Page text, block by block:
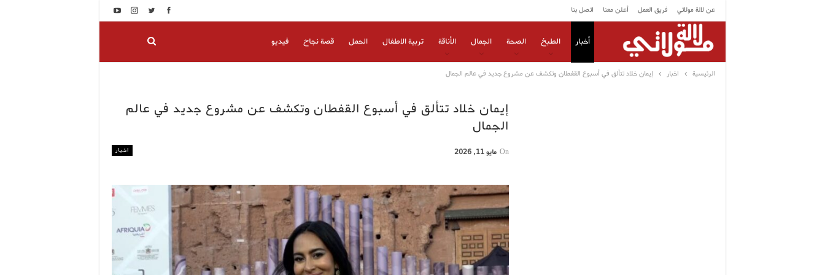
عن لالة مولاتي فريق العمل أعلن معنا اتصل بنا
أخبار الطبخ الصحة الجمال الأناقة تربية الاطفال الحمل قصة نجاح فيديو
الرئيسية اخبار إيمان خلاد تتألق في أسبوع القفطان وتكشف عن مشروع جديد في عالم الجمال
إيمان خلاد تتألق في أسبوع القفطان وتكشف عن مشروع جديد في عالم
الجمال
اخبار On مايو 11, 2026